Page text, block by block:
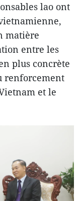
lao ont
matière
entre les
plus concrète
renforcement
et le